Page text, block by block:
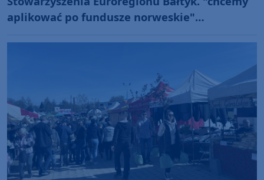
aplikować po fundusze norweskie"